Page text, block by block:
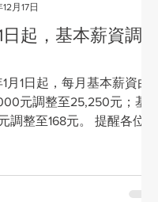
1日起，基本薪資調整
1月1日起，每月基本薪資由
元調整至25,250元；基本
調整至168元。 提醒各位
同步更新囉! 🔍投保薪資
月17日